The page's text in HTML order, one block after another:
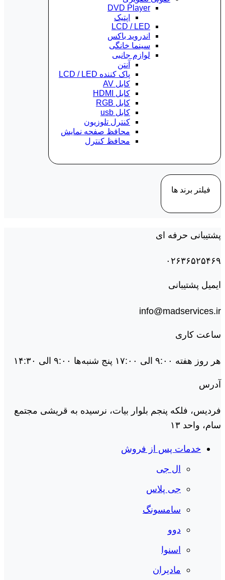
DVD Player
اپتیک
LCD / LED
اندروید باکس
سینما خانگی
لوازم جانبی
آنتن
پاک کننده LCD / LED
کابل AV
کابل HDMI
کابل RGB
کابل usb
کنترل تلوزیون
محافظ صفحه نمایش
محافظ کنترل
فیلتر برند ها
پشتیبانی حرفه ای
۰۲۶۳۶۵۲۵۴۶۹
ایمیل پشتیبانی
info@madservices.ir
ساعت کاری
هر روز هفته ۹:۰۰ الی ۱۷:۰۰ پنج شنبه‌ها ۹:۰۰ الی ۱۴:۳۰
آدرس
فردیس، فلکه پنجم بلوار بیات، نرسیده به قریشی مجتمع
سام، واحد ۱۳
خدمات پس از فروش
ال جی
جی پلاس
سامسونگ
دوو
اسنوا
مادیران